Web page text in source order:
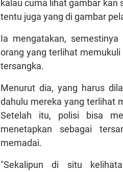
kalau cuma lihat gambar kan
tentu juga yang di gambar
Ia mengatakan,
orang yang terlihat
tersangka.
Menurut dia, yang harus
dahulu mereka yang terlihat
Setelah itu, polisi bisa
menetapkan sebagai
memadai.
"Sekalipun di situ